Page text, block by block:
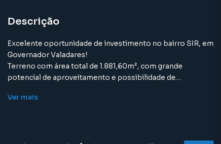
Descrição
Excelente oportunidade de investimento no bairro SIR, em
Governador Valadares!
Terreno com área total de 1.881,60m², com grande
potencial de aproveitamento e possibilidade de
Ver mais